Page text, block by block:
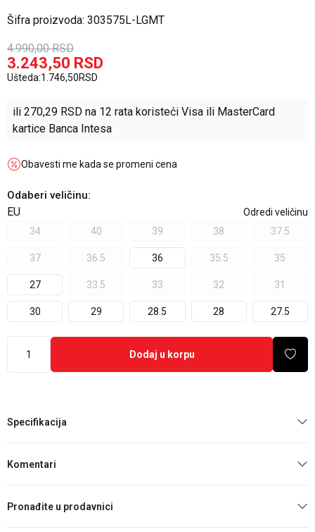
Šifra proizvoda: 303575L-LGMT
4.990,00 RSD
3.243,50 RSD
Ušteda:1.746,50RSD
ili 270,29 RSD na 12 rata koristeći Visa ili MasterCard
kartice Banca Intesa
Obavesti me kada se promeni cena
Odaberi veličinu:
EU
Odredi veličinu
34
40 39 38 37.5
37 36.5 36 35.5 35
27 33.5 33 32 31
30 29 28.5 28 27.5
Dodaj u korpu
Specifikacija
Komentari
Pronađite u prodavnici